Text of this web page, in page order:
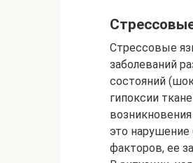
Стрессовые
заболеваний
состояний
гипоксии
это
факторов, ее